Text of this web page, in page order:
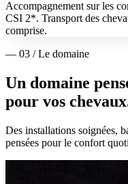
Accompagnement sur les
CSI 2*. Transport des
comprise.
— 03 / Le domaine
Un domaine
pour vos
Des installations soignées,
pensées pour le confort